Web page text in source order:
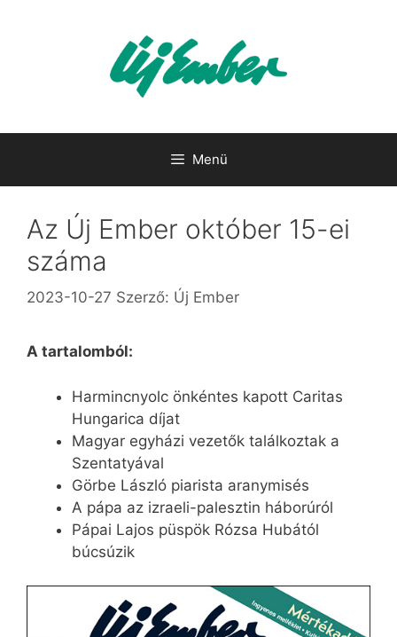
Menü
Az Új Ember október 15-ei
száma
2023-10-27 Szerző: Új Ember
A tartalomból:
Harmincnyolc önkéntes kapott Caritas
Hungarica díjat
Magyar egyházi vezetők találkoztak a
Szentatyával
Görbe László piarista aranymisés
A pápa az izraeli-palesztin háborúról
Pápai Lajos püspök Rózsa Hubától
búcsúzik